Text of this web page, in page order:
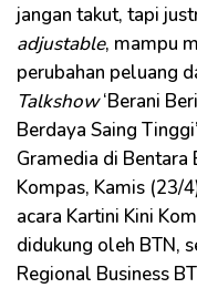
jangan takut, tapi
adjustable, mampu
perubahan peluang
Talkshow‘Berani
Berdaya Saing
Gramedia di
Kompas, Kamis (23/
acara Kartini Kini
didukung oleh BTN,
Regional Business